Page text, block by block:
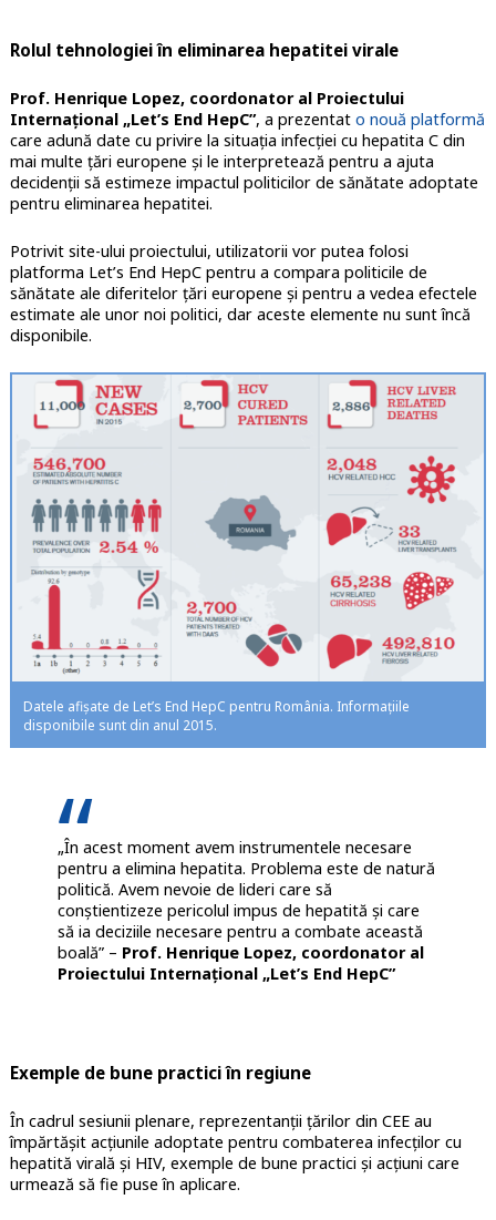
Rolul tehnologiei în eliminarea hepatitei virale
Prof. Henrique Lopez, coordonator al Proiectului
Internațional „Let’s End HepC”, a prezentat o nouă platformă
care adună date cu privire la situația infecției cu hepatita C din
mai multe țări europene și le interpretează pentru a ajuta
decidenții să estimeze impactul politicilor de sănătate adoptate
pentru eliminarea hepatitei.
Potrivit site-ului proiectului, utilizatorii vor putea folosi
platforma Let’s End HepC pentru a compara politicile de
sănătate ale diferitelor țări europene și pentru a vedea efectele
estimate ale unor noi politici, dar aceste elemente nu sunt încă
disponibile.
Datele afișate de Let’s End HepC pentru România. Informațiile
disponibile sunt din anul 2015.
„În acest moment avem instrumentele necesare
pentru a elimina hepatita. Problema este de natură
politică. Avem nevoie de lideri care să
conștientizeze pericolul impus de hepatită și care
să ia deciziile necesare pentru a combate această
boală” – Prof. Henrique Lopez, coordonator al
Proiectului Internațional „Let’s End HepC”
Exemple de bune practici în regiune
În cadrul sesiunii plenare, reprezentanții țărilor din CEE au
împărtășit acțiunile adoptate pentru combaterea infecților cu
hepatită virală și HIV, exemple de bune practici și acțiuni care
urmează să fie puse în aplicare.